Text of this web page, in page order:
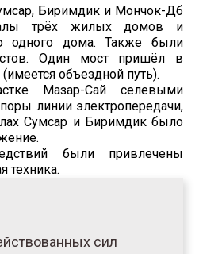
Биримдик и Мончок-Дөбө
трёх жилых домов и
одного дома. Также были
Один мост пришёл в
объездной путь).
Мазар-Сай селевыми
линии электропередачи,
Сумсар и Биримдик было
были привлечены
техника.
сил